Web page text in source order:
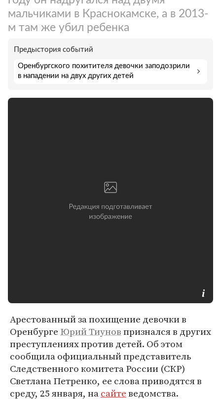
мальчиками в Краснокамске, а в 2013-
м там же убил ребенка
Предыстория событий
Оренбургского похитителя девочки заподозрили
в нападении на двух других детей
Арестованный за похищение девочки в
Оренбурге Юрий Тиуновпризнался в других
преступлениях против детей. Об этом
сообщила официальный представитель
Следственного комитета России (СКР)
Светлана Петренко, ее слова приводятся в
среду, 25 января, насайтеведомства.